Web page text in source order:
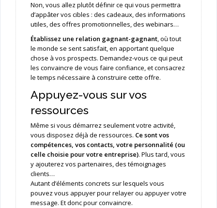
Non, vous allez plutôt définir ce qui vous permettra
d’appâter vos cibles : des cadeaux, des informations
utiles, des offres promotionnelles, des webinars…
Établissez une relation gagnant-gagnant, où tout
le monde se sent satisfait, en apportant quelque
chose à vos prospects. Demandez-vous ce qui peut
les convaincre de vous faire confiance, et consacrez
le temps nécessaire à construire cette offre.
Appuyez-vous sur vos
ressources
Même si vous démarrez seulement votre activité,
vous disposez déjà de ressources. Ce sont vos
compétences, vos contacts, votre personnalité (ou
celle choisie pour votre entreprise). Plus tard, vous
y ajouterez vos partenaires, des témoignages
clients…
Autant d’éléments concrets sur lesquels vous
pouvez vous appuyer pour relayer ou appuyer votre
message. Et donc pour convaincre.